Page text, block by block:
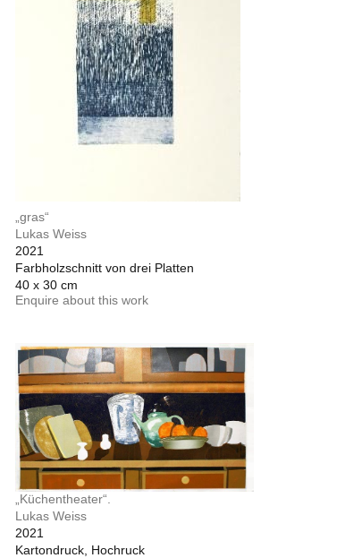
„gras“
Lukas Weiss
2021
Farbholzschnitt von drei Platten
40 x 30 cm
Enquire about this work
„Küchentheater“.
Lukas Weiss
2021
Kartondruck, Hochruck